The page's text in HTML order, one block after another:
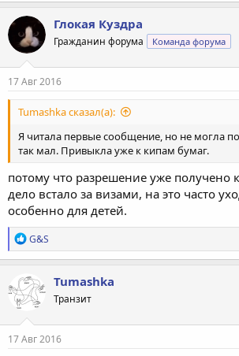
Глокая Куздра
Гражданин форума Команда форума
17 Авг 2016
Tumashka сказал(а):
Я читала первые сообщение, но не могла
так мал. Привыкла уже к кипам бумаг.
потому что разрешение уже получено
дело встало за визами, на это часто
особенно для детей.
Р
е
а
к
ц
и
:
G&S
Tumashka
Транзит
17 Авг 2016